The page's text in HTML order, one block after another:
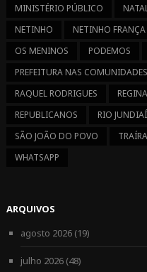
MINISTÉRIO PÚBLICO
NETINHO
NETINHO FRANÇA
OS MENINOS
PODEMOS
PREFEITURA NAS COMUNIDADES
RAQUEL RODRIGUES
REPUBLICANOS
RIO JUNDIAÍ
SÃO JOÃO DO POVO
WHATSAPP
ARQUIVOS
agosto 2026(19)
julho 2026(48)